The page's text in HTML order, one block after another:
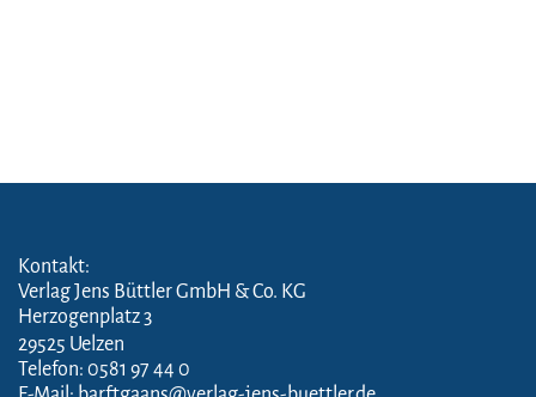
Kontakt:
Verlag Jens Büttler GmbH & Co. KG
Herzogenplatz 3
29525 Uelzen
Telefon: 0581 97 44 0